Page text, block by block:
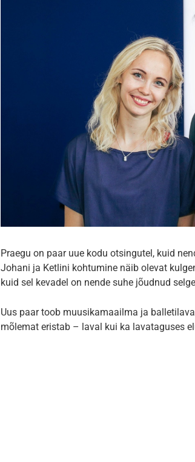
Praegu on paar uue kodu otsingutel, kuid
Johani ja Ketlini kohtumine näib olevat
kuid sel kevadel on nende suhe jõudnud
Uus paar toob muusikamaailma ja
mõlemat eristab – laval kui ka lavataguses